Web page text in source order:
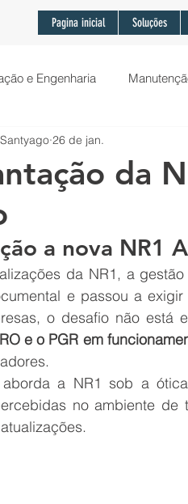
Pagina inicial Soluções
e Engenharia
Tendências e
da
26 de jan.
a nova NR1
da NR1, a
e passou a exigir
o desafio não
e o PGR em
aborda a NR1 sob a
no ambiente